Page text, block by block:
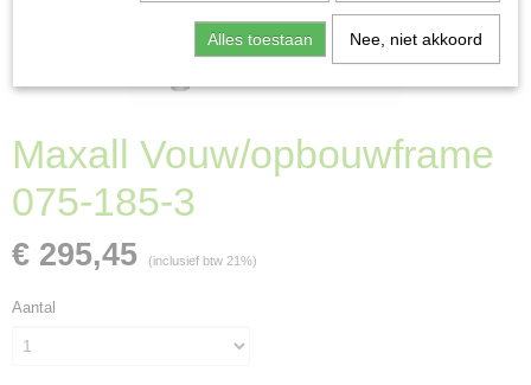
Maxall Vouw/opbouwframe
075-185-3
€ 295,45 (inclusief btw 21%)
Aantal
Alles toestaan Nee, niet akkoord